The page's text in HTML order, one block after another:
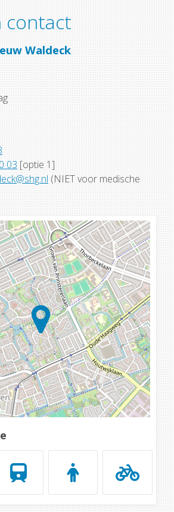
contact
Waldeck
03[optie 1]
(NIET voor medische
Loading...